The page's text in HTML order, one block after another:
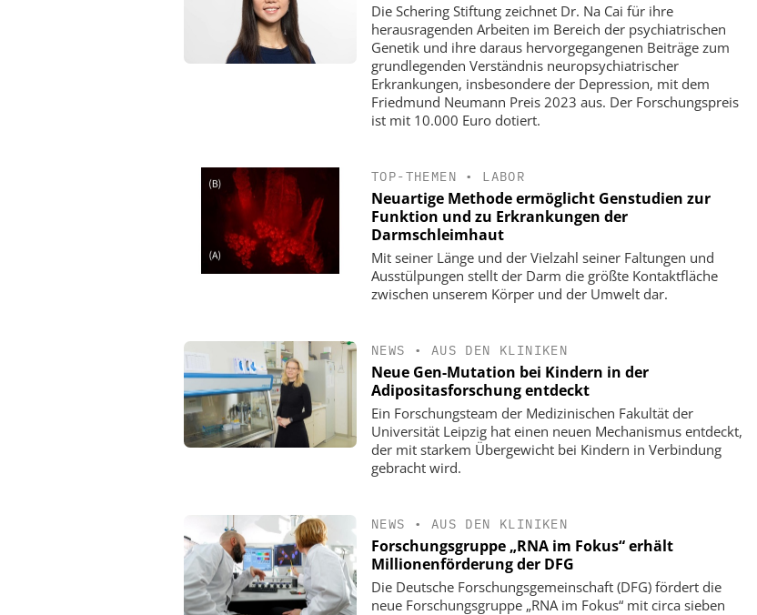
Die Schering Stiftung zeichnet Dr. Na Cai für ihre
herausragenden Arbeiten im Bereich der psychiatrischen
Genetik und ihre daraus hervorgegangenen Beiträge zum
grundlegenden Verständnis neuropsychiatrischer
Erkrankungen, insbesondere der Depression, mit dem
Friedmund Neumann Preis 2023 aus. Der Forschungspreis
ist mit 10.000 Euro dotiert.
TOP-THEMEN • LABOR
Neuartige Methode ermöglicht Genstudien zur
Funktion und zu Erkrankungen der
Darmschleimhaut
Mit seiner Länge und der Vielzahl seiner Faltungen und
Ausstülpungen stellt der Darm die größte Kontaktfläche
zwischen unserem Körper und der Umwelt dar.
NEWS • AUS DEN KLINIKEN
Neue Gen-Mutation bei Kindern in der
Adipositasforschung entdeckt
Ein Forschungsteam der Medizinischen Fakultät der
Universität Leipzig hat einen neuen Mechanismus entdeckt,
der mit starkem Übergewicht bei Kindern in Verbindung
gebracht wird.
NEWS • AUS DEN KLINIKEN
Forschungsgruppe „RNA im Fokus“ erhält
Millionenförderung der DFG
Die Deutsche Forschungsgemeinschaft (DFG) fördert die
neue Forschungsgruppe „RNA im Fokus“ mit circa sieben